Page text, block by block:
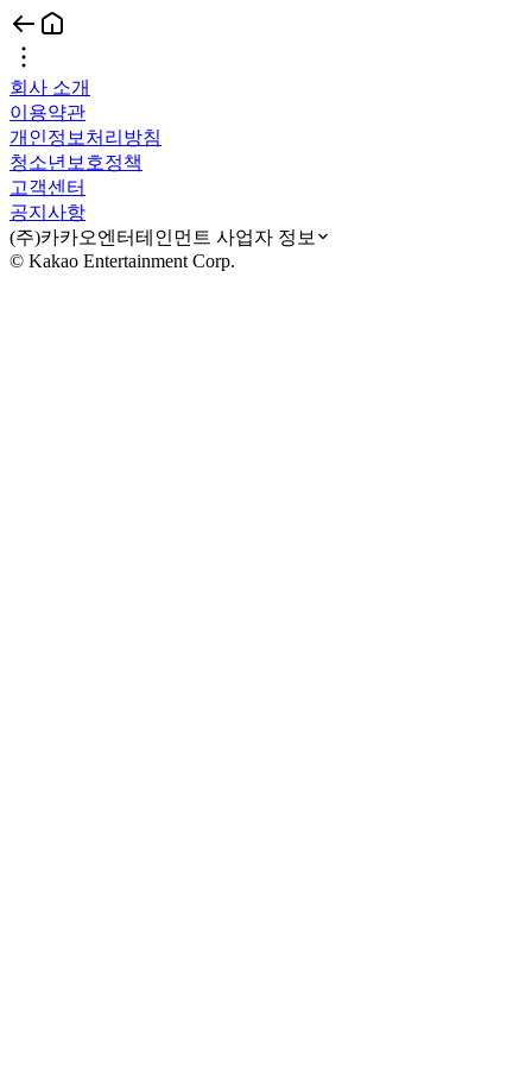
회사 소개
이용약관
개인정보처리방침
청소년보호정책
고객센터
공지사항
(주)카카오엔터테인먼트 사업자 정보
© Kakao Entertainment Corp.